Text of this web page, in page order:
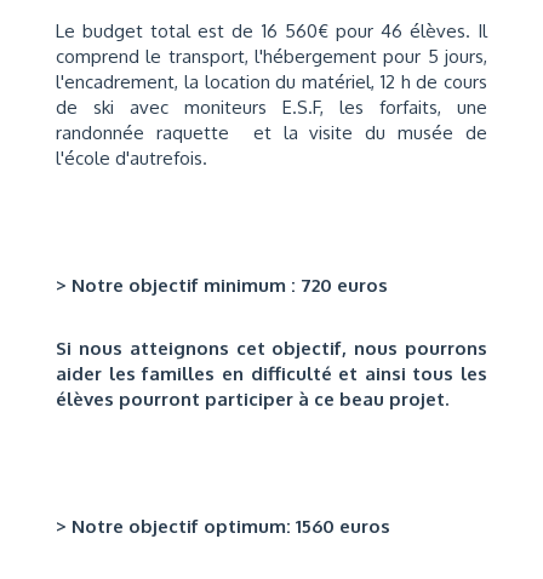
Le budget total est de 16 560€ pour 46 élèves. Il
comprend le transport, l'hébergement pour 5 jours,
l'encadrement, la location du matériel, 12 h de cours
de ski avec moniteurs E.S.F, les forfaits, une
randonnée raquette et la visite du musée de
l'école d'autrefois.
> Notre objectif minimum : 720 euros
Si nous atteignons cet objectif, nous pourrons
aider les familles en difficulté et ainsi tous les
élèves pourront participer à ce beau projet.
> Notre objectif optimum: 1560 euros